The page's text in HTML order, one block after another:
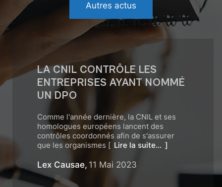
Autres actus
LA CNIL CONTRÔLE LES
ENTREPRISES AYANT NOMMÉ
UN DPO
Comme l'année dernière, la CNIL et ses
homologues européens lancent des
contrôles coordonnés afin de s'assurer
que les organismes [ Lire la suite... ]
Lex Causae, 11 Mai 2023